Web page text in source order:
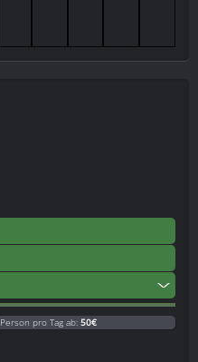
Person pro Tag ab: 50€